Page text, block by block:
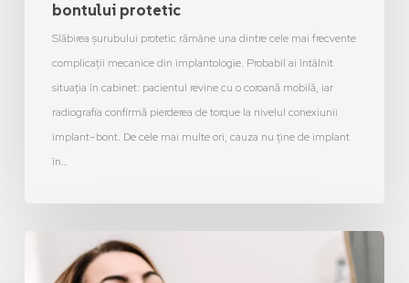
bontului protetic
Slăbirea șurubului protetic rămâne una dintre cele mai frecvente
complicații mecanice din implantologie. Probabil ai întâlnit
situația în cabinet: pacientul revine cu o coroană mobilă, iar
radiografia confirmă pierderea de torque la nivelul conexiunii
implant–bont. De cele mai multe ori, cauza nu ține de implant
în…